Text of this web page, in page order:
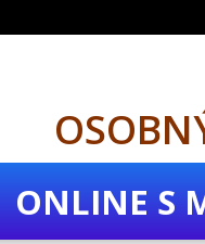
ONLINE S